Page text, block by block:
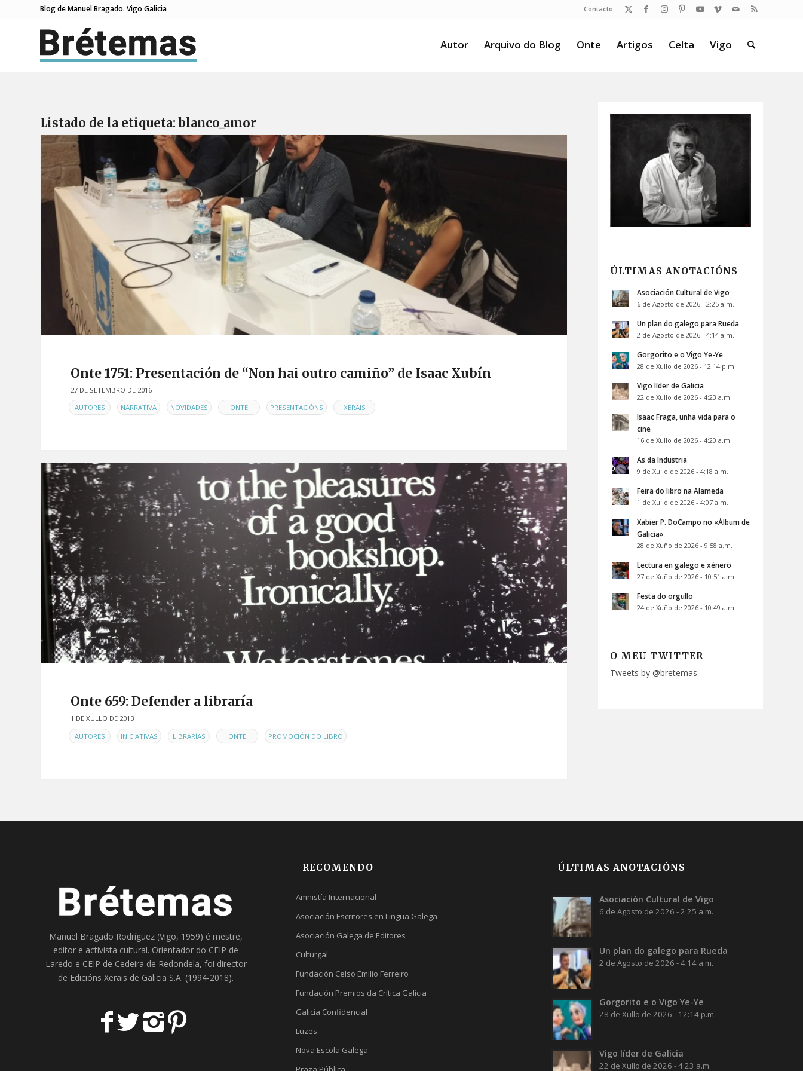
Contacto
Blog de Manuel Bragado. Vigo Galicia
Autor Arquivo do Blog Onte Artigos Celta Vigo
Listado de la etiqueta:blanco_amor
Onte 1751: Presentación de “Non hai outro camiño” de Isaac Xubín
27 DE SETEMBRO DE 2016
EN AUTORES NARRATIVA NOVIDADES ONTE PRESENTACIÓNS XERAIS
Onte 659: Defender a libraría
1 DE XULLO DE 2013
EN AUTORES INICIATIVAS LIBRARÍAS ONTE PROMOCIÓN DO LIBRO
ÚLTIMAS ANOTACIÓNS
Asociación Cultural de Vigo
6 de Agosto de 2026 - 2:25 a.m.
Un plan do galego para Rueda
2 de Agosto de 2026 - 4:14 a.m.
Gorgorito e o Vigo Ye-Ye
28 de Xullo de 2026 - 12:14 p.m.
Vigo líder de Galicia
22 de Xullo de 2026 - 4:23 a.m.
Isaac Fraga, unha vida para o
cine
16 de Xullo de 2026 - 4:20 a.m.
As da Industria
9 de Xullo de 2026 - 4:18 a.m.
Feira do libro na Alameda
1 de Xullo de 2026 - 4:07 a.m.
Xabier P. DoCampo no «Álbum de
Galicia»
28 de Xuño de 2026 - 9:58 a.m.
Lectura en galego e xénero
27 de Xuño de 2026 - 10:51 a.m.
Festa do orgullo
24 de Xuño de 2026 - 10:49 a.m.
O MEU TWITTER
Tweets by @bretemas
Manuel Bragado Rodríguez (Vigo, 1959) é mestre,
editor e activista cultural. Orientador do CEIP de
Laredo e CEIP de Cedeira de Redondela, foi director
de Edicións Xerais de Galicia S.A. (1994-2018).
RECOMENDO
Amnistía Internacional
Asociación Escritores en Lingua Galega
Asociación Galega de Editores
Culturgal
Fundación Celso Emilio Ferreiro
Fundación Premios da Crítica Galicia
Galicia Confidencial
Luzes
Nova Escola Galega
ÚLTIMAS ANOTACIÓNS
Asociación Cultural de Vigo
6 de Agosto de 2026 - 2:25 a.m.
Un plan do galego para Rueda
2 de Agosto de 2026 - 4:14 a.m.
Gorgorito e o Vigo Ye-Ye
28 de Xullo de 2026 - 12:14 p.m.
Vigo líder de Galicia
22 de Xullo de 2026 - 4:23 a.m.